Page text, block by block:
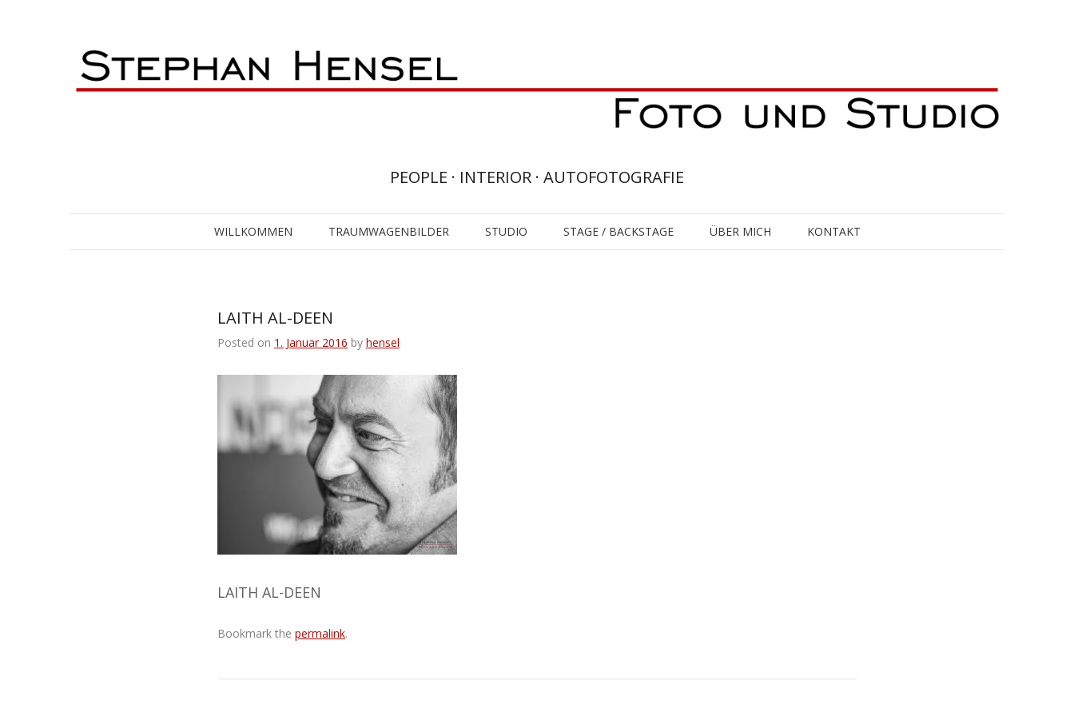
PEOPLE · INTERIOR · AUTOFOTOGRAFIE
WILLKOMMEN TRAUMWAGENBILDER STUDIO STAGE / BACKSTAGE ÜBER MICH KONTAKT
LAITH AL-DEEN
Posted on 1. Januar 2016 by hensel
LAITH AL-DEEN
Bookmark the permalink.